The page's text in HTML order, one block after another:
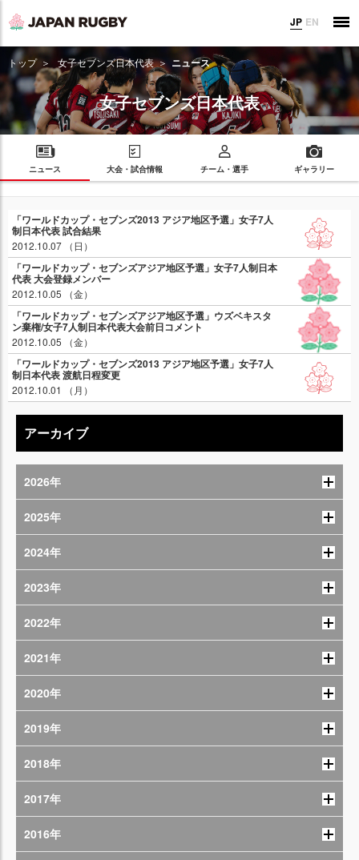
JP EN
トップ 女子セブンズ日本代表 ニュース
女子セブンズ日本代表
ニュース 大会・試合情報 チーム・選手 ギャラリー
「ワールドカップ・セブンズ2013 アジア地区予選」女子7人
制日本代表 試合結果
2012.10.07 （日）
「ワールドカップ・セブンズアジア地区予選」女子7人制日本
代表 大会登録メンバー
2012.10.05 （金）
「ワールドカップ・セブンズアジア地区予選」ウズベキスタ
ン棄権/女子7人制日本代表大会前日コメント
2012.10.05 （金）
「ワールドカップ・セブンズ2013 アジア地区予選」女子7人
制日本代表 渡航日程変更
2012.10.01 （月）
アーカイブ
2026年
2025年
2024年
2023年
2022年
2021年
2020年
2019年
2018年
2017年
2016年